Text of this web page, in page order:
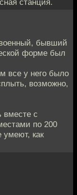
бывший
форме был
все у него было
возможно,
вместе с
по 200
умеют, как